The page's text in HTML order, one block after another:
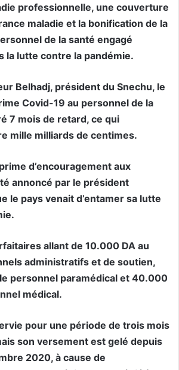
professionnelle, une couverture
maladie et la bonification de la
de la santé engagé
la lutte contre la pandémie.
Belhadj, président du Snechu, le
Covid-19 au personnel de la
7 mois de retard, ce qui
mille milliards de centimes.
d’encouragement aux
annoncé par le président
le pays venait d’entamer sa lutte
allant de 10.000 DA au
administratifs et de soutien,
personnel paramédical et 40.000
médical.
pour une période de trois mois
son versement est gelé depuis
2020, à cause de